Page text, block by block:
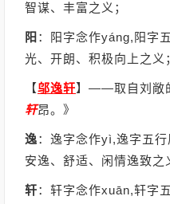
智谋、丰富之义；
阳 ：阳字念作yáng,阳字
光、开朗、积极向上之义
【邬逸轩】 ——取自刘敞
轩昂。》
逸：逸字念作yì,逸字五行
安逸、舒适、闲情逸致之
轩：轩字念作xuān,轩字